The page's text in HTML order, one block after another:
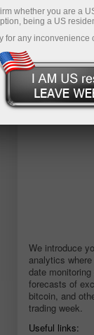
We introduce
analytics
date
forecasts of
bitcoin, and
trading week.
Useful links:
whether you are a
being a US
for any inconvenience